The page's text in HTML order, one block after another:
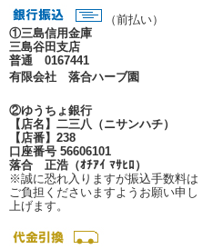
（前払い）
①三島信用金庫
三島谷田支店
普通 0167441
有限会社 落合ハーブ園
②ゆうちょ銀行
【店名】二三八（ニサンハチ）
【店番】238
口座番号 56606101
落合 正浩（ｵﾁｱｲ ﾏｻﾋﾛ）
※誠に恐れ入りますが振込手数料は
ご負担くださいますようお願い申し
上げます。